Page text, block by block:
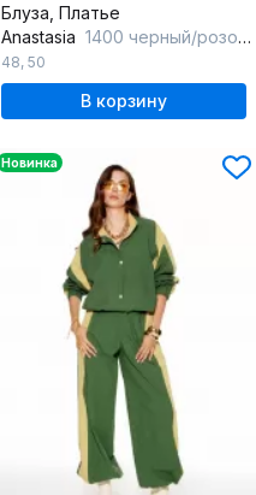
Блуза, Платье
Anastasia 1400 черный/розовое_золото
48, 50
В корзину
Новинка